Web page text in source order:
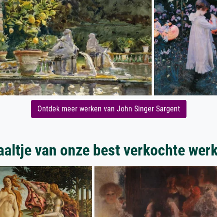
Ontdek meer werken van John Singer Sargent
van onze best verkochte